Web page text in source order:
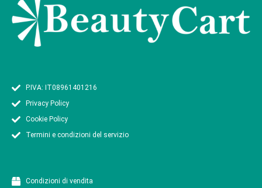
P.IVA: IT08961401216
Privacy Policy
Cookie Policy
Termini e condizioni del servizio
Condizioni di vendita